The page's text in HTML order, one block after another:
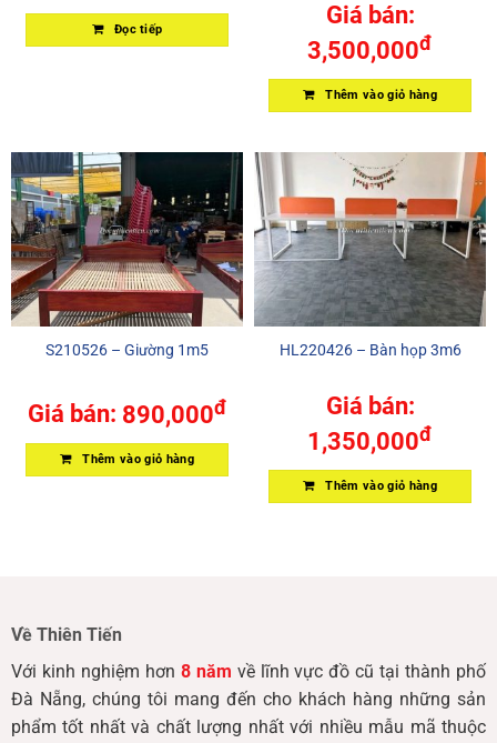
Đọc tiếp
Giá bán:
3,500,000đ
Thêm vào giỏ hàng
S210526 – Giường 1m5
Giá bán: 890,000đ
Thêm vào giỏ hàng
HL220426 – Bàn họp 3m6
Giá bán:
1,350,000đ
Thêm vào giỏ hàng
Về Thiên Tiến
Với kinh nghiệm hơn 8 năm về lĩnh vực đồ cũ tại thành phố
Đà Nẵng, chúng tôi mang đến cho khách hàng những sản
phẩm tốt nhất và chất lượng nhất với nhiều mẫu mã thuộc